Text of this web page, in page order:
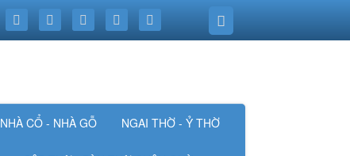
NHÀ CỔ - NHÀ GỖ NGAI THỜ - Ỷ THỜ